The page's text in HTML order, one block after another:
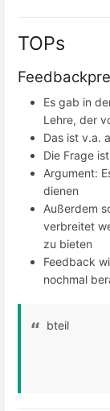
TOPs
Es gab in
Lehre, der
Das ist v.a.
Die Frage
Argument:
dienen
Außerdem
verbreitet
zu bieten
Feedback
nochmal
bteil